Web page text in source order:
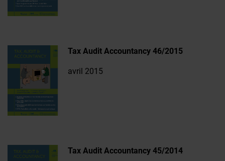
Tax Audit Accountancy 46/2015
avril 2015
Tax Audit Accountancy 45/2014